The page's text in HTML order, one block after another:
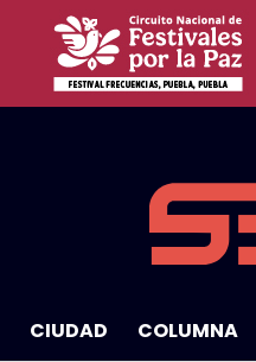
CIUDAD COLUMNA